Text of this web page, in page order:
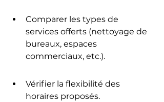
Comparer les types de
services offerts (nettoyage de
bureaux, espaces
commerciaux, etc.).
Vérifier la flexibilité des
horaires proposés.